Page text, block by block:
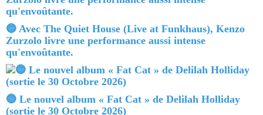
🔵 Avec The Quiet House (Live at Funkhaus), Kenzo
Zurzolo livre une performance aussi intense
qu'envoûtante.
🔵 Le nouvel album « Fat Cat » de Delilah Holliday
(sortie le 30 Octobre 2026)